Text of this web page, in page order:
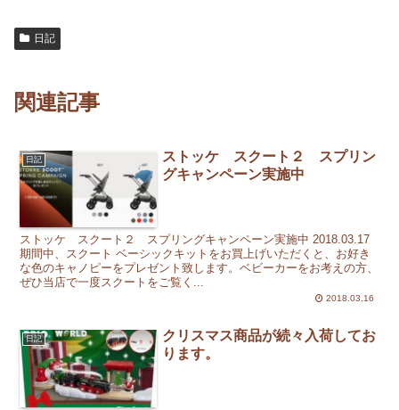
日記
関連記事
日記
ストッケ スクート２ スプリン
グキャンペーン実施中
ストッケ スクート２ スプリングキャンペーン実施中 2018.03.17
期間中、スクート ベーシックキットをお買上げいただくと、お好き
な色のキャノピーをプレゼント致します。ベビーカーをお考えの方、
ぜひ当店で一度スクートをご覧く...
2018.03.16
日記
クリスマス商品が続々入荷してお
ります。